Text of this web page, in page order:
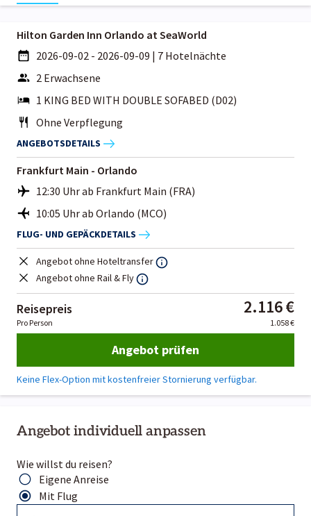
Angebot individuell anpassen
Wie willst du reisen?
Eigene Anreise
Mit Flug
Hilton Garden Inn Orlando at SeaWorld
2026-09-02 - 2026-09-09 | 7 Hotelnächte
2 Erwachsene
1 KING BED WITH DOUBLE SOFABED (D02)
Ohne Verpflegung
ANGEBOTSDETAILS
Frankfurt Main - Orlando
12:30 Uhr ab Frankfurt Main (FRA)
10:05 Uhr ab Orlando (MCO)
FLUG- UND GEPÄCKDETAILS
Angebot ohne Hoteltransfer
Angebot ohne Rail & Fly
Reisepreis 2.116 €
Pro Person 1.058 €
Angebot prüfen
Keine Flex-Option mit kostenfreier Stornierung verfügbar.